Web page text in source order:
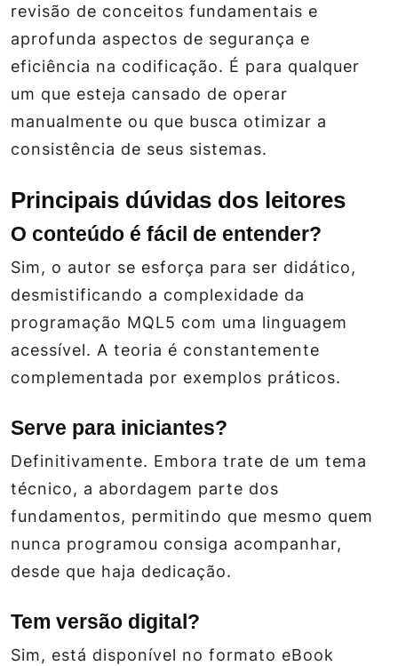
revisão de conceitos fundamentais e
aprofunda aspectos de segurança e
eficiência na codificação. É para qualquer
um que esteja cansado de operar
manualmente ou que busca otimizar a
consistência de seus sistemas.
Principais dúvidas dos leitores
O conteúdo é fácil de entender?
Sim, o autor se esforça para ser didático,
desmistificando a complexidade da
programação MQL5 com uma linguagem
acessível. A teoria é constantemente
complementada por exemplos práticos.
Serve para iniciantes?
Definitivamente. Embora trate de um tema
técnico, a abordagem parte dos
fundamentos, permitindo que mesmo quem
nunca programou consiga acompanhar,
desde que haja dedicação.
Tem versão digital?
Sim, está disponível no formato eBook